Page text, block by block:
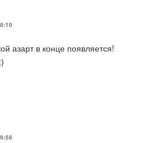
азарт в конце появляется!